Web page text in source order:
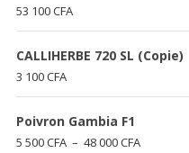
53 100CFA
CALLIHERBE 720 SL (Copie)
3 100CFA
Poivron Gambia F1
5 500CFA – 48 000CFAPlage